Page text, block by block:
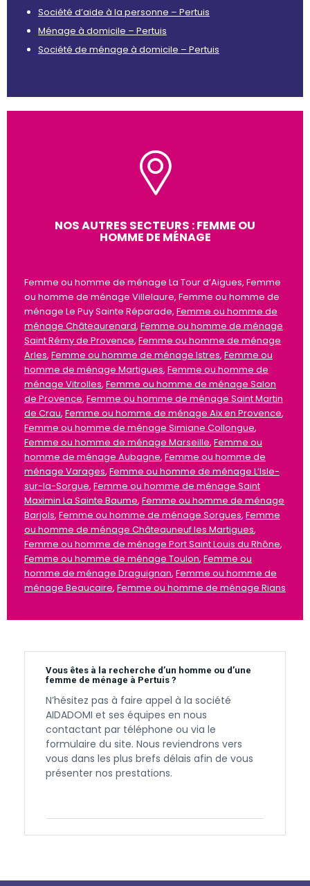
Société d’aide à la personne – Pertuis
Ménage à domicile – Pertuis
Société de ménage à domicile – Pertuis
NOS AUTRES SECTEURS : FEMME OU
HOMME DE MÉNAGE
Femme ou homme de ménage La Tour d’Aigues, Femme
ou homme de ménage Villelaure, Femme ou homme de
ménage Le Puy Sainte Réparade, Femme ou homme de
ménage Châteaurenard, Femme ou homme de ménage
Saint Rémy de Provence, Femme ou homme de ménage
Arles, Femme ou homme de ménage Istres, Femme ou
homme de ménage Martigues, Femme ou homme de
ménage Vitrolles, Femme ou homme de ménage Salon
de Provence, Femme ou homme de ménage Saint Martin
de Crau, Femme ou homme de ménage Aix en Provence,
Femme ou homme de ménage Simiane Collongue,
Femme ou homme de ménage Marseille, Femme ou
homme de ménage Aubagne, Femme ou homme de
ménage Varages, Femme ou homme de ménage L’Isle-
sur-la-Sorgue, Femme ou homme de ménage Saint
Maximin La Sainte Baume, Femme ou homme de ménage
Barjols, Femme ou homme de ménage Sorgues, Femme
ou homme de ménage Châteauneuf les Martigues,
Femme ou homme de ménage Port Saint Louis du Rhône,
Femme ou homme de ménage Toulon, Femme ou
homme de ménage Draguignan, Femme ou homme de
ménage Beaucaire, Femme ou homme de ménage Rians
Vous êtes à la recherche d’un homme ou d’une
femme de ménage à Pertuis ?
N’hésitez pas à faire appel à la société
AIDADOMI et ses équipes en nous
contactant par téléphone ou via le
formulaire du site. Nous reviendrons vers
vous dans les plus brefs délais afin de vous
présenter nos prestations.